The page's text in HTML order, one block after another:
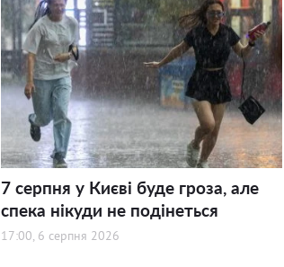
7 серпня у Києві буде гроза, але
спека нікуди не подінеться
17:00, 6 серпня 2026